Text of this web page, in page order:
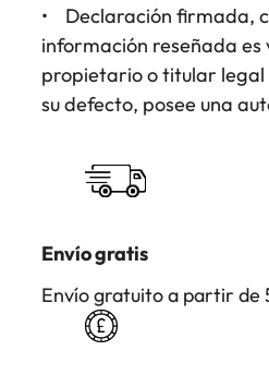
• Declaración firmada,
información reseñada es
propietario o titular legal
su defecto, posee una
Envío gratis
Envío gratuito a partir de